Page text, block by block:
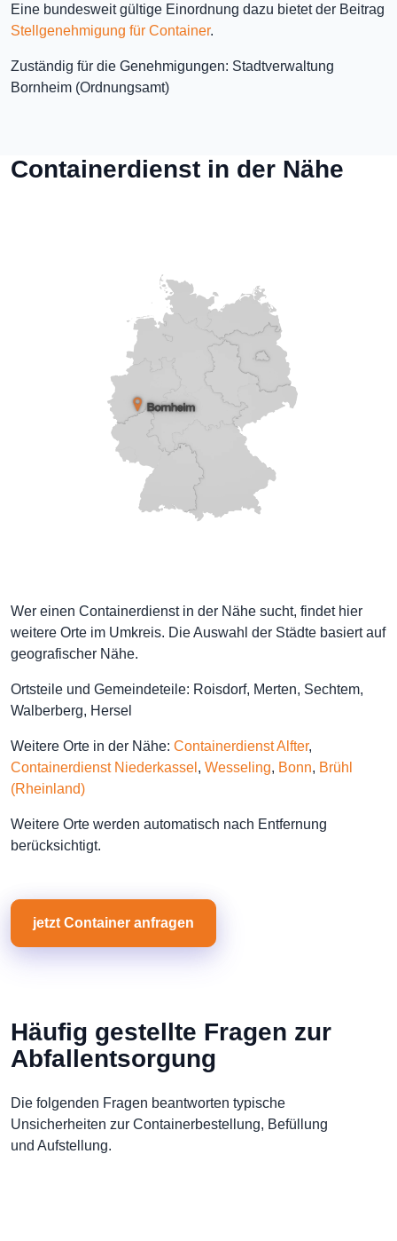
Eine bundesweit gültige Einordnung dazu bietet der Beitrag
Stellgenehmigung für Container.
Zuständig für die Genehmigungen: Stadtverwaltung
Bornheim (Ordnungsamt)
Containerdienst in der Nähe
Wer einen Containerdienst in der Nähe sucht, findet hier
weitere Orte im Umkreis. Die Auswahl der Städte basiert auf
geografischer Nähe.
Ortsteile und Gemeindeteile: Roisdorf, Merten, Sechtem,
Walberberg, Hersel
Weitere Orte in der Nähe: Containerdienst Alfter,
Containerdienst Niederkassel , Wesseling, Bonn, Brühl
(Rheinland)
Weitere Orte werden automatisch nach Entfernung
berücksichtigt.
jetzt Container anfragen
Häufig gestellte Fragen zur
Abfallentsorgung
Die folgenden Fragen beantworten typische
Unsicherheiten zur Containerbestellung, Befüllung
und Aufstellung.